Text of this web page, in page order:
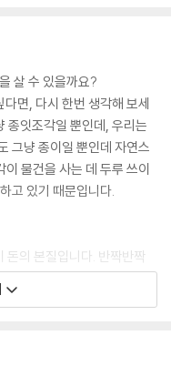
살 수 있을까요?
다면, 다시 한번 생각해 보세
종잇조각일 뿐인데, 우리는
그냥 종이일 뿐인데 자연스
물건을 사는 데 두루 쓰이
고 있기 때문입니다.
돈의 본질입니다. 반짝반짝
니다. 금화는 먹을 수도 없